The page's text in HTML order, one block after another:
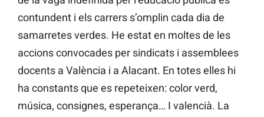
contundent i els carrers s’omplin cada dia de
samarretes verdes. He estat en moltes de les
accions convocades per sindicats i assemblees
docents a València i a Alacant. En totes elles hi
ha constants que es repeteixen: color verd,
música, consignes, esperança… I valencià. La